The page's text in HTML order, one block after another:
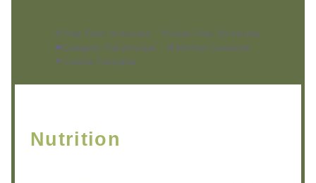
Prep Time: 10 minutes Cook Time: 30 minutes
Category: Plat principal Method: Casserole
Cuisine: Française
Nutrition